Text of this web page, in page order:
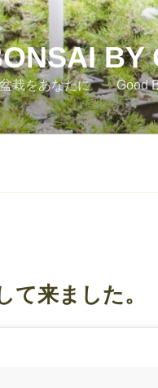
BY
盆栽をあなたに Good
て来ました。